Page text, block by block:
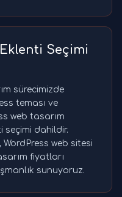
Seçimi
sürecimizde
teması ve
web tasarım
seçimi dahildir.
web sitesi
fiyatları
sunuyoruz.